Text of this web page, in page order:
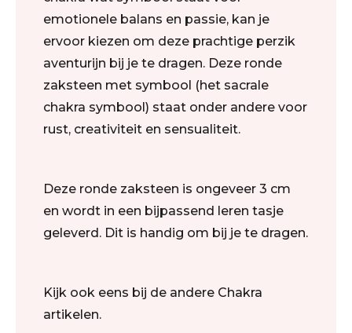
emotionele balans en passie, kan je
ervoor kiezen om deze prachtige perzik
aventurijn bij je te dragen. Deze ronde
zaksteen met symbool (het sacrale
chakra symbool) staat onder andere voor
rust, creativiteit en sensualiteit.
Deze ronde zaksteen is ongeveer 3 cm
en wordt in een bijpassend leren tasje
geleverd. Dit is handig om bij je te dragen.
Kijk ook eens bij de andere Chakra
artikelen.